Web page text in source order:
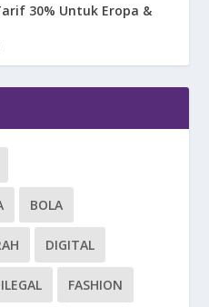
30% Untuk Eropa &
BOLA
DIGITAL
FASHION